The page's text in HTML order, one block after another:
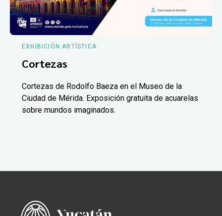
EXHIBICIÓN ARTÍSTICA
Cortezas
Cortezas de Rodolfo Baeza en el Museo de la
Ciudad de Mérida. Exposición gratuita de acuarelas
sobre mundos imaginados.